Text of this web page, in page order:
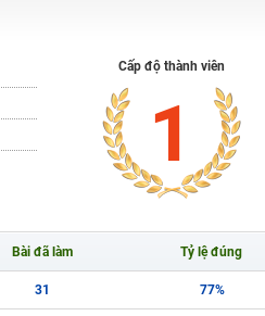
Cấp độ thành viên
1
Bài đã làm Tỷ lệ đúng
31 77%